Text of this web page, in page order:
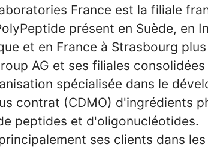
France est la filiale
présent en Suède, en
et en France à Strasbourg
AG et ses filiales
spécialisée dans le
contrat (CDMO) d'ingrédients
peptides et d'oligonucléotides.
ses clients dans